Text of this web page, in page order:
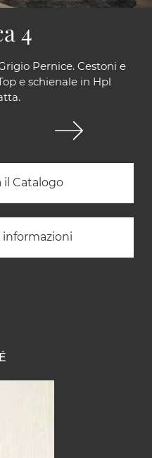
Pernice. Cestoni e
e schienale in Hpl
il Catalogo
informazioni
4